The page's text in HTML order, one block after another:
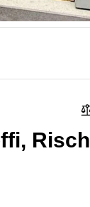
Risch